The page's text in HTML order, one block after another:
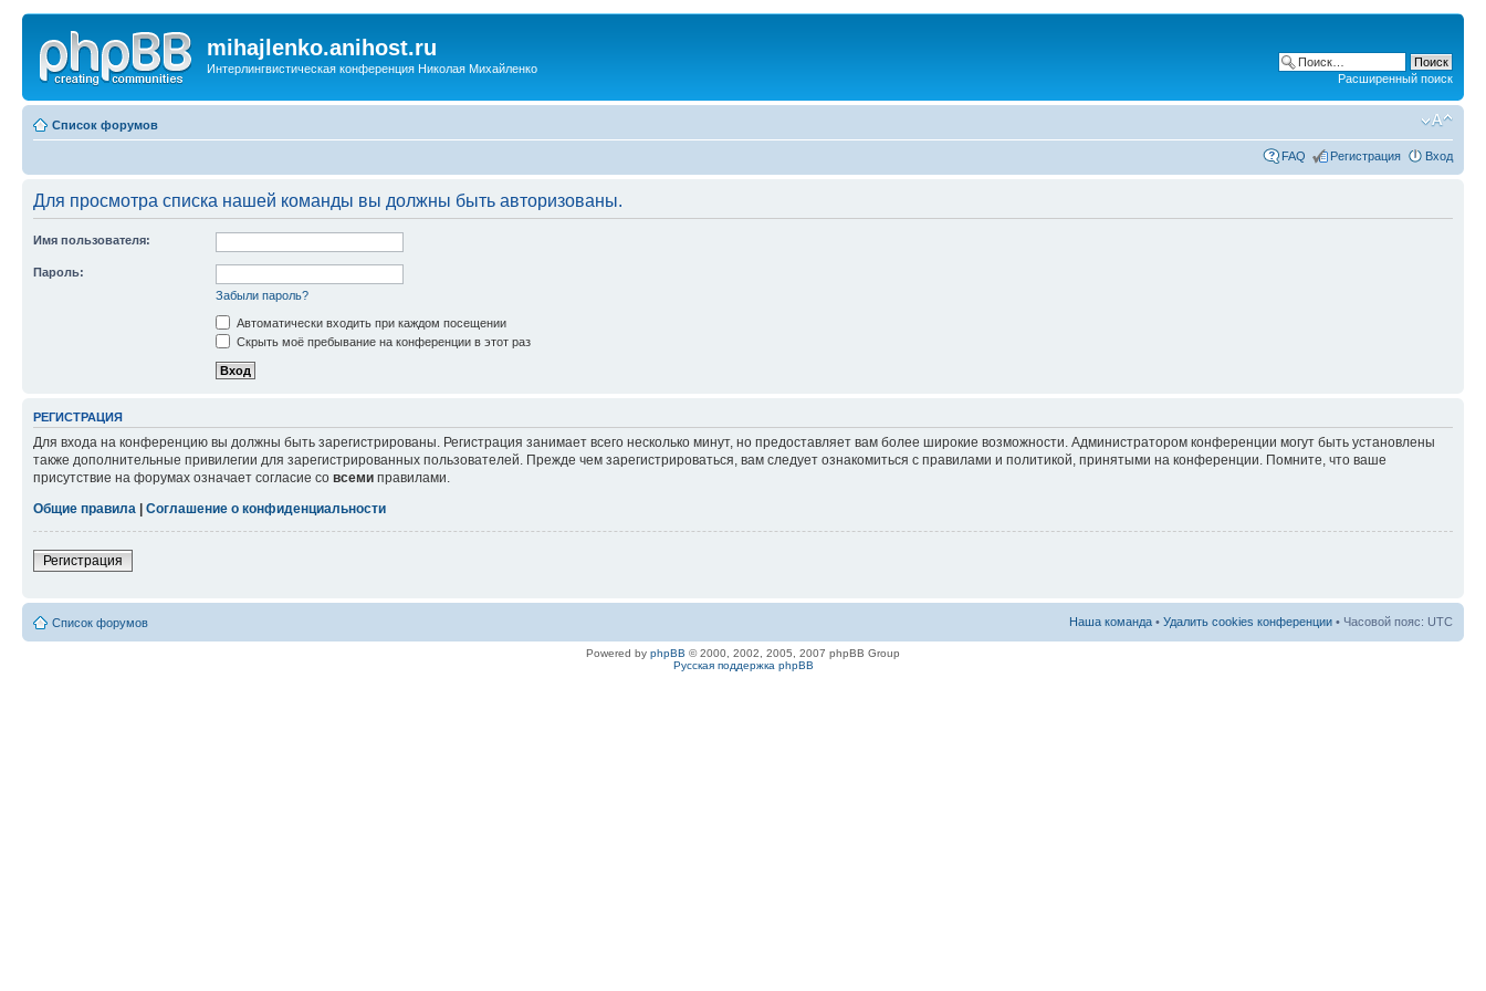
mihajlenko.anihost.ru
Интерлингвистическая конференция Николая Михайленко
Расширенный поиск
Список форумов
FAQ Регистрация Вход
Для просмотра списка нашей команды вы должны быть авторизованы.
Имя пользователя:
Пароль:
Забыли пароль?
Автоматически входить при каждом посещении
Скрыть моё пребывание на конференции в этот раз
РЕГИСТРАЦИЯ
Для входа на конференцию вы должны быть зарегистрированы. Регистрация занимает всего несколько минут, но предоставляет вам более широкие возможности. Администратором конференции могут быть установлены
также дополнительные привилегии для зарегистрированных пользователей. Прежде чем зарегистрироваться, вам следует ознакомиться с правилами и политикой, принятыми на конференции. Помните, что ваше
присутствие на форумах означает согласие со всеми правилами.
Общие правила
Соглашение о конфиденциальности
Регистрация
Список форумов Наша команда • Удалить cookies конференции • Часовой пояс: UTC
Powered by phpBB © 2000, 2002, 2005, 2007 phpBB Group
Русская поддержка phpBB